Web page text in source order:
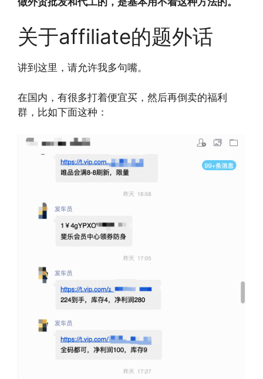
关于affiliate的题外话
讲到这里，请允许我多句嘴。
在国内，有很多打着便宜买，然后再倒卖的福利
群，比如下面这种：